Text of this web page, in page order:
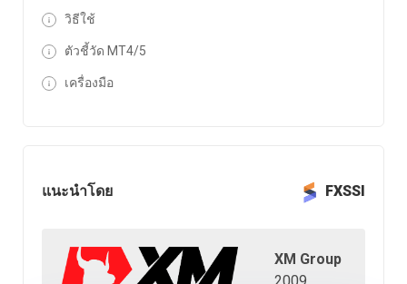
วิธีใช้
ตัวชี้วัด MT4/5
เครื่องมือ
แนะนำโดย FXSSI
XM Group
2009